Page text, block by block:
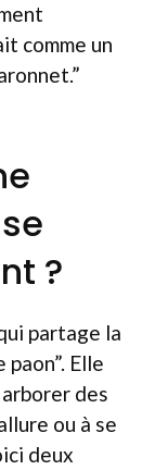
comme un
?
partage la
Elle
des
ou à se
deux